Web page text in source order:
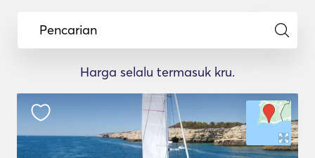
Pencarian
Harga selalu termasuk kru.